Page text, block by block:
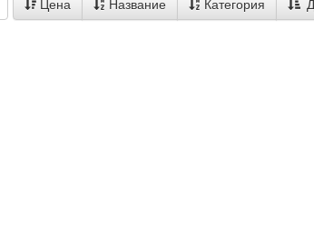
Цена Название Категория